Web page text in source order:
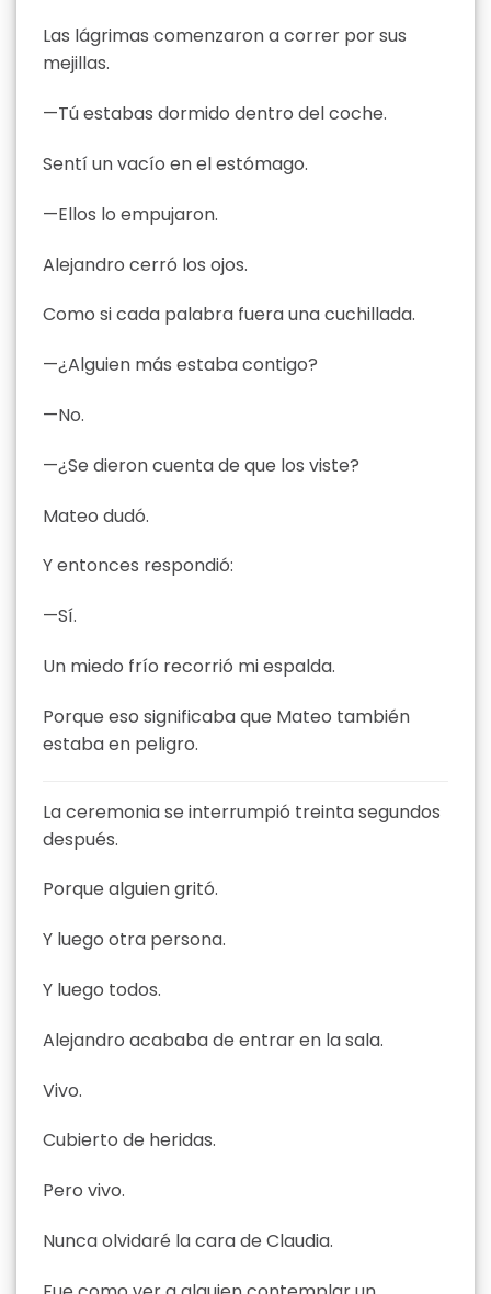
Las lágrimas comenzaron a correr por sus
mejillas.
—Tú estabas dormido dentro del coche.
Sentí un vacío en el estómago.
—Ellos lo empujaron.
Alejandro cerró los ojos.
Como si cada palabra fuera una cuchillada.
—¿Alguien más estaba contigo?
—No.
—¿Se dieron cuenta de que los viste?
Mateo dudó.
Y entonces respondió:
—Sí.
Un miedo frío recorrió mi espalda.
Porque eso significaba que Mateo también
estaba en peligro.
La ceremonia se interrumpió treinta segundos
después.
Porque alguien gritó.
Y luego otra persona.
Y luego todos.
Alejandro acababa de entrar en la sala.
Vivo.
Cubierto de heridas.
Pero vivo.
Nunca olvidaré la cara de Claudia.